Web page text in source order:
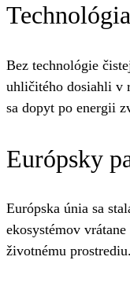
Bez technológie
uhličitého dosiahli v
sa dopyt po energii
Európsky
Európska únia sa
ekosystémov
životnému prostrediu.